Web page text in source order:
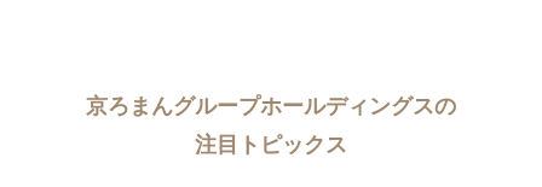
京ろまんグループホールディングスの
注目トピックス